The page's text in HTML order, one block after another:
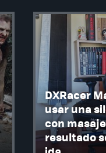
DXRacer
usar una
con
resultado